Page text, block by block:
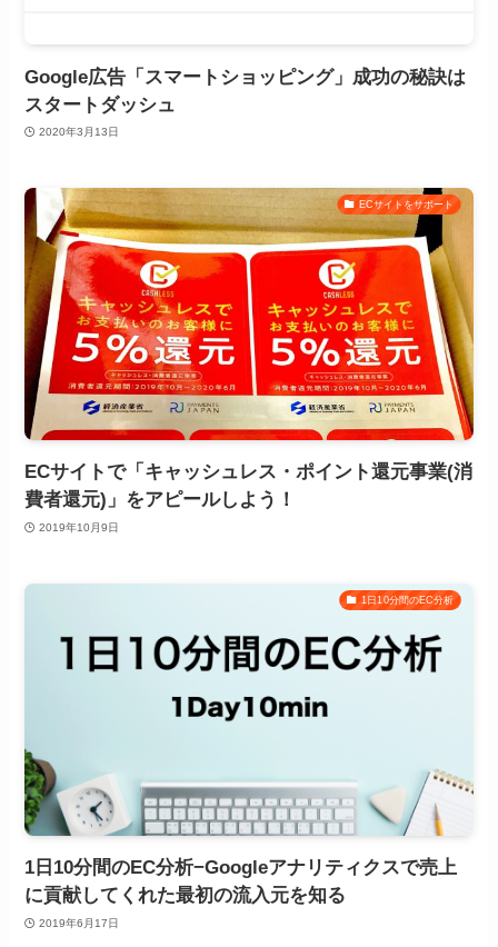
Google広告「スマートショッピング」成功の秘訣は
スタートダッシュ
2020年3月13日
ECサイトをサポート
ECサイトで「キャッシュレス・ポイント還元事業(消
費者還元)」をアピールしよう！
2019年10月9日
1日10分間のEC分析
1日10分間のEC分析−Googleアナリティクスで売上
に貢献してくれた最初の流入元を知る
2019年6月17日